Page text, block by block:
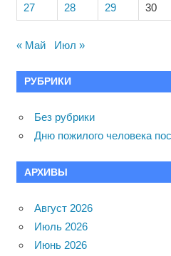
27 28 29 30
« Май Июл »
РУБРИКИ
Без рубрики
Дню пожилого человека
АРХИВЫ
Август 2026
Июль 2026
Июнь 2026